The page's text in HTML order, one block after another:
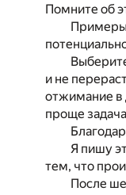
Помните об
Примеры
и не
отжимание в
проще
Я пишу
тем, что
После